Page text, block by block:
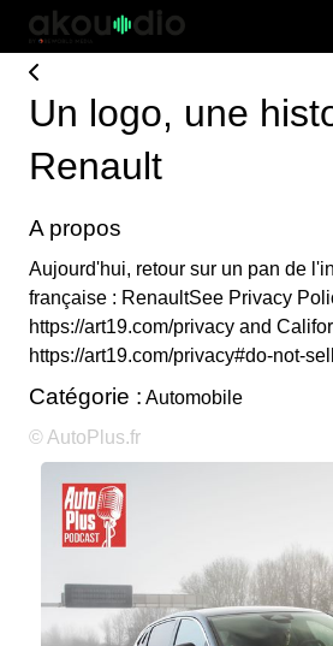
Un logo, une
Renault
A propos
Aujourd'hui, retour sur un pan de
française : RenaultSee Privacy
https://art19.com/privacy and
https://art19.com/privacy#do-not-
Catégorie : Automobile
© AutoPlus.fr